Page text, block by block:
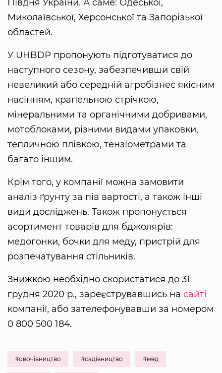
Півдня України. А саме: Одеської,
Миколаївської, Херсонської та Запорізької
областей.
У UHBDP пропонують підготуватися до
наступного сезону, забезпечивши свій
невеликий або середній агробізнес якісним
насінням, крапельною стрічкою,
мінеральними та органічними добривами,
мотоблоками, різними видами упаковки,
тепличною плівкою, тензіометрами та
багато іншим.
Крім того, у компанії можна замовити
аналіз ґрунту за пів вартості, а також інші
види досліджень. Також пропонується
асортимент товарів для бджолярів:
медогонки, бочки для меду, пристрій для
розпечатування стільників.
Знижкою необхідно скористатися до 31
грудня 2020 р., зареєструвавшись на сайті
компанії, або зателефонувавши за номером
0 800 500 184.
#овочівництво #садівництво #мед